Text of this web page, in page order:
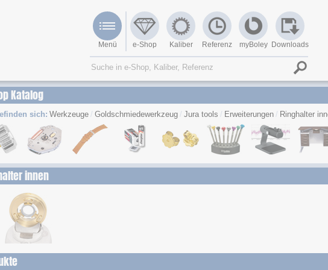
Menü e-Shop Kaliber Referenz myBoley Downloads
Katalog
sich: Werkzeuge Goldschmiedewerkzeug Jura tools Erweiterungen Ringhalter
innen